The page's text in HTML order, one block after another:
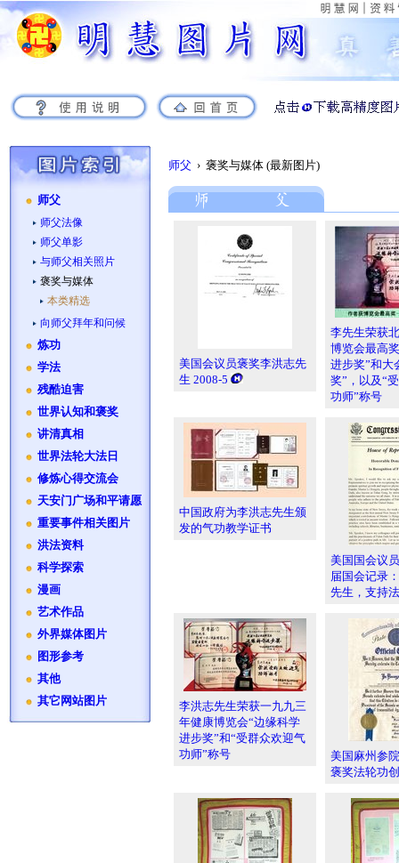
师父
师父法像
师父单影
与师父相关照片
褒奖与媒体
本类精选
向师父拜年和问候
炼功
学法
残酷迫害
世界认知和褒奖
讲清真相
世界法轮大法日
修炼心得交流会
天安门广场和平请愿
重要事件相关图片
洪法资料
科学探索
漫画
艺术作品
外界媒体图片
图形参考
其他
其它网站图片
师父 › 褒奖与媒体 (最新图片)
美国会议员褒奖李洪志先
生 2008-5
李先生荣获
博览会最高
进步奖”和大
奖”，以及“
功师”称号
中国政府为李洪志先生颁
发的气功教学证书
美国国会议
届国会记录
先生，支持
李洪志先生荣获一九九三
年健康博览会“边缘科学
进步奖”和“受群众欢迎气
功师”称号
美国麻州参
褒奖法轮功